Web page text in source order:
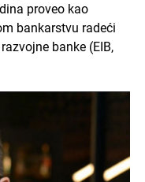
proveo kao
bankarstvu radeći
banke (EIB,